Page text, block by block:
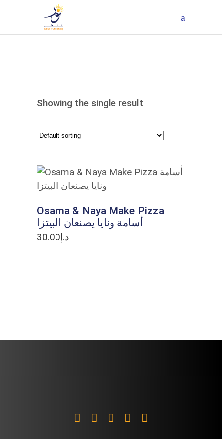
Showing the single result
ADD TO CART
Osama & Naya Make Pizza
أسامة ونايا يصنعان البيتزا
د.إ30.00